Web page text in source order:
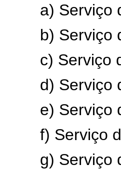
a) Serviço
b) Serviço
c) Serviço
d) Serviço
e) Serviço
f) Serviço
g) Serviço